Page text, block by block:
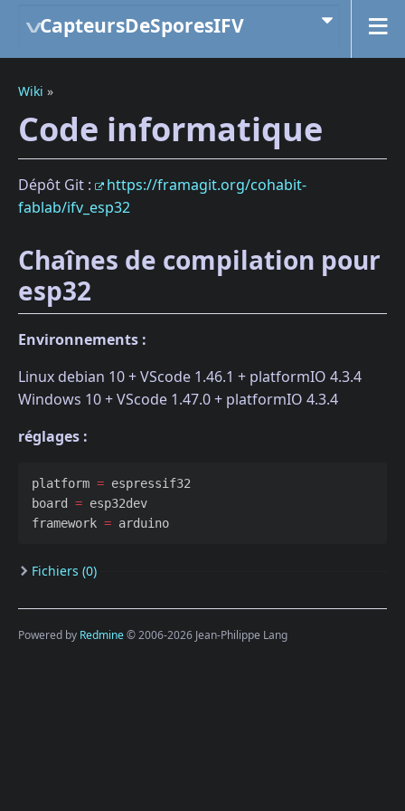
CapteursDeSporesIFV
Wiki »
Code informatique
Dépôt Git :
https://framagit.org/cohabit-
fablab/ifv_esp32
Chaînes de compilation pour
esp32
Environnements :
Linux debian 10 + VScode 1.46.1 + platformIO 4.3.4
Windows 10 + VScode 1.47.0 + platformIO 4.3.4
réglages :
platform = espressif32
board
= esp32dev
framework = arduino
Fichiers (0)
Powered by Redmine© 2006-2026 Jean-Philippe Lang